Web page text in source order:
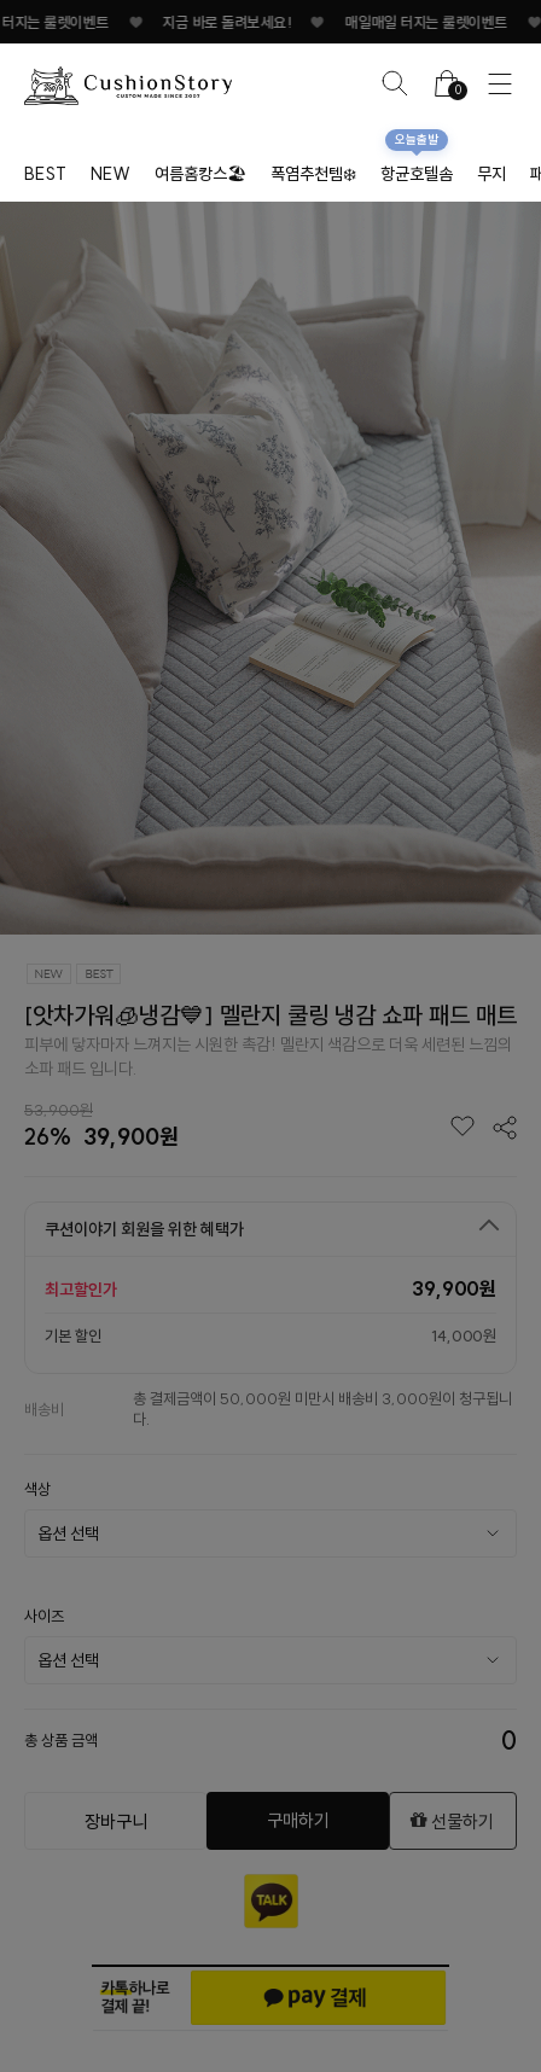
♥ 지금 바로 돌려보세요! ♥ 매일매일 터지는 룰렛이벤트 ♥ 지금 바로 돌
0
BEST NEW 여름홈캉스🏖 폭염추천템❄️ 항균호텔솜
오늘출발
무지
[앗차가워🧊냉감💙] 멜란지 쿨링 냉감 쇼파 패드 매트
피부에 닿자마자 느껴지는 시원한 촉감! 멜란지 색감으로 더욱 세련된 느낌의
소파 패드 입니다.
53,900원
26% 39,900원
쿠션이야기 회원을 위한 혜택가
최고할인가 39,900원
기본 할인 14,000원
배송비
총 결제금액이 50,000원 미만시 배송비 3,000원이 청구됩니
다.
색상
사이즈
총 상품 금액 0
장바구니 구매하기 선물하기